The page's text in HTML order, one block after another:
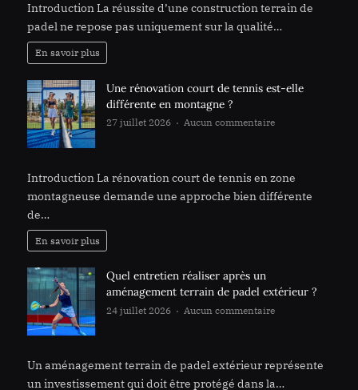
Introduction La réussite d’une construction terrain de
padel ne repose pas uniquement sur la qualité…
En savoir plus
Une rénovation court de tennis est-elle
différente en montagne ?
27 juillet 2026 Aucun commentairesur Une
Introduction La rénovation court de tennis en zone
montagneuse demande une approche bien différente
de…
En savoir plus
Quel entretien réaliser après un
aménagement terrain de padel extérieur ?
24 juillet 2026 Aucun commentairesur Quel
Un aménagement terrain de padel extérieur représente
un investissement qui doit être protégé dans la…